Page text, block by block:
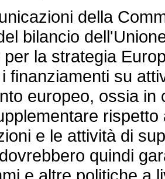
della
bilancio
la strategia
finanziamenti su
europeo, ossia
e le attività di
quindi